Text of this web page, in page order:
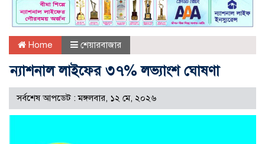
Home শেয়ারবাজার
ন্যাশনাল লাইফের ৩৭% লভ্যাংশ ঘোষণা
সর্বশেষ আপডেট : মঙ্গলবার, ১২ মে, ২০২৬